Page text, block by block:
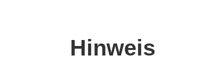
Hinweis